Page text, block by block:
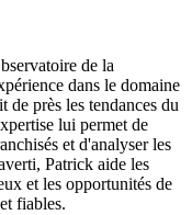
de la
dans le domaine
de près les tendances du
lui permet de
et d'analyser les
Patrick aide les
et les opportunités de
fiables.